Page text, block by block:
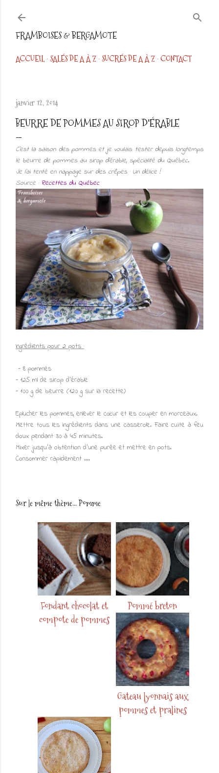
FRAMBOISES & BERGAMOTE
ACCUEIL SALÉS DE A À Z SUCRÉS DE A À Z CONTACT
janvier 12, 2014
BEURRE DE POMMES AU SIROP D'ÉRABLE
C'est la saison des pommes et je voulais tester depuis longtemps
le beurre de pommes au sirop d'érable, spécialité du Québec.
Je l'ai tenté en nappage sur des crêpes : Un délice !
Source : Recettes du Québec
Ingrédients pour 2 pots :
- 8 pommes
- 125 ml de sirop d'érable
- 100 g de beurre (120 g sur la recette)
Eplucher les pommes, enlever le cœur et les couper en morceaux.
Mettre tous les ingrédients dans une casserole. Faire cuite à feu
doux pendant 30 à 45 minutes.
Mixer jusqu'à obtention d'une purée et mettre en pots.
Consommer rapidement ....
Sur le même thème...Pomme
Fondant chocolat et
compote de pommes
Pommé breton
Gateau lyonnais aux
pommes et pralines